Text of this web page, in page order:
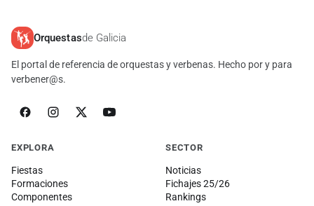
Orquestasde Galicia
El portal de referencia de orquestas y verbenas. Hecho por y para
verbener@s.
EXPLORA
Fiestas
Formaciones
Componentes
SECTOR
Noticias
Fichajes 25/26
Rankings